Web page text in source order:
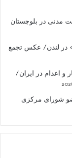
مدنی در بلوچستان
در لندن/ عکس تجمع
و اعدام در ایران/
شورای مرکزی